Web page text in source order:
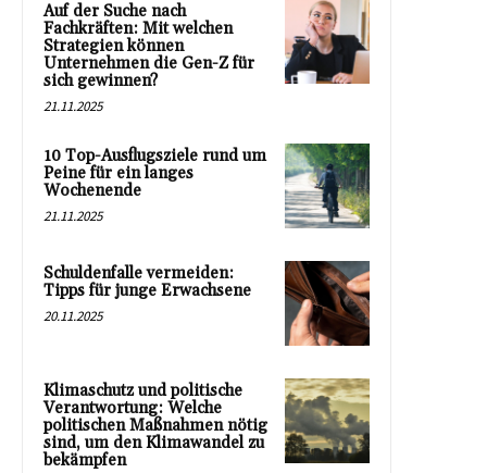
Auf der Suche nach
Fachkräften: Mit welchen
Strategien können
Unternehmen die Gen-Z für
sich gewinnen?
21.11.2025
10 Top-Ausflugsziele rund um
Peine für ein langes
Wochenende
21.11.2025
Schuldenfalle vermeiden:
Tipps für junge Erwachsene
20.11.2025
Klimaschutz und politische
Verantwortung: Welche
politischen Maßnahmen nötig
sind, um den Klimawandel zu
bekämpfen